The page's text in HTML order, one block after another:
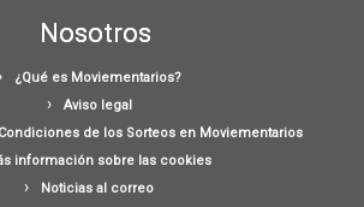
Nosotros
¿Qué es Moviementarios?
Aviso legal
de los Sorteos en Moviementarios
información sobre las cookies
Noticias al correo